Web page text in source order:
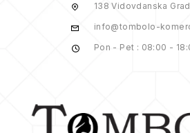
138 Vidovdanska
info@tombolo-
Pon - Pet : 08:00 -